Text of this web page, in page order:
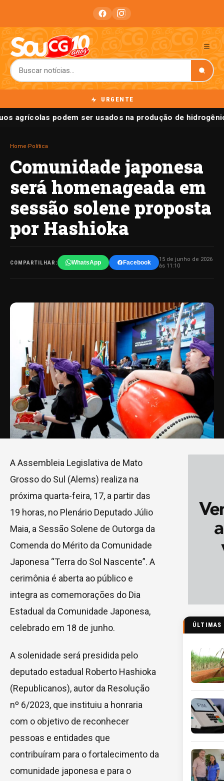
URGENTE
agrícolas podem ser usados na produção de
Home Política
Comunidade japonesa
será homenageada em
sessão solene proposta
por Hashioka
COMPARTILHAR: WhatsApp Facebook
15 de junho de 2026
às 11:10
A Assembleia Legislativa de Mato
Grosso do Sul (Alems) realiza na
próxima quarta-feira, 17, a partir das
19 horas, no Plenário Deputado Júlio
Maia, a Sessão Solene de Outorga da
Comenda do Mérito da Comunidade
Japonesa “Terra do Sol Nascente”. A
cerimônia é aberta ao público e
integra as comemorações do Dia
Estadual da Comunidade Japonesa,
celebrado em 18 de junho.
A solenidade será presidida pelo
deputado estadual Roberto Hashioka
(Republicanos), autor da Resolução
nº 6/2023, que instituiu a honraria
com o objetivo de reconhecer
pessoas e entidades que
contribuíram para o fortalecimento da
comunidade japonesa e para o